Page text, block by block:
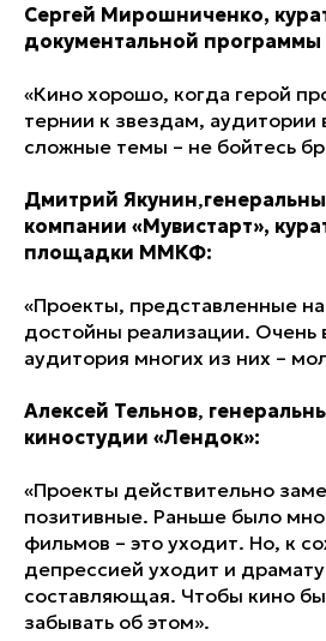
Сергей Мирошниченко,
документальной
«Кино хорошо, когда герой
тернии к звездам, аудитории
сложные темы – не бойтесь
Дмитрий Якунин,
компании «Мувистарт»,
площадки ММКФ:
«Проекты, представленные
достойны реализации. Очень
аудитория многих из них –
Алексей Тельнов,
киностудии «Лендок»:
«Проекты действительно
позитивные. Раньше было
фильмов – это уходит. Но, к
депрессией уходит и
составляющая. Чтобы кино
забывать об этом».